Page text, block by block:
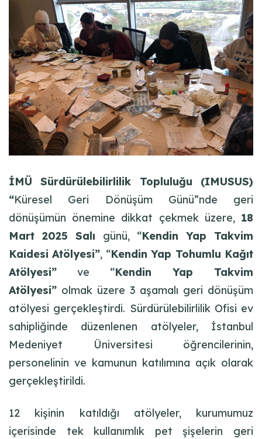
İMÜ Sürdürülebilirlilik Topluluğu (IMUSUS)
“Küresel Geri Dönüşüm Günü”nde geri
dönüşümün önemine dikkat çekmek üzere, 18
Mart 2025 Salı günü, “Kendin Yap Takvim
Kaidesi Atölyesi”, “Kendin Yap Tohumlu Kağıt
Atölyesi” ve “Kendin Yap Takvim
Atölyesi” olmak üzere 3 aşamalı geri dönüşüm
atölyesi gerçekleştirdi. Sürdürülebilirlilik Ofisi ev
sahipliğinde düzenlenen atölyeler, İstanbul
Medeniyet Üniversitesi öğrencilerinin,
personelinin ve kamunun katılımına açık olarak
gerçekleştirildi.
12 kişinin katıldığı atölyeler, kurumumuz
içerisinde tek kullanımlık pet şişelerin geri